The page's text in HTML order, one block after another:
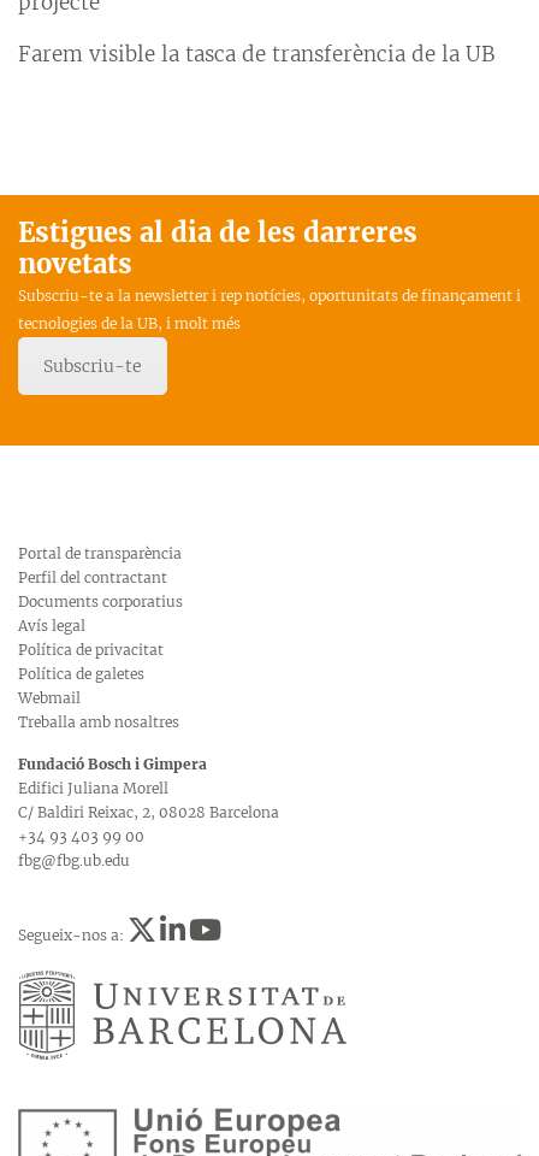
Farem visible la tasca de transferència de la UB
Estigues al dia de les darreres
novetats
Subscriu-te a la newsletter i rep notícies, oportunitats de finançament i
tecnologies de la UB, i molt més
Subscriu-te
Portal de transparència
Perfil del contractant
Documents corporatius
Avís legal
Política de privacitat
Política de galetes
Webmail
Treballa amb nosaltres
Fundació Bosch i Gimpera
Edifici Juliana Morell
C/ Baldiri Reixac, 2, 08028 Barcelona
+34 93 403 99 00
fbg@fbg.ub.edu
Segueix-nos a: